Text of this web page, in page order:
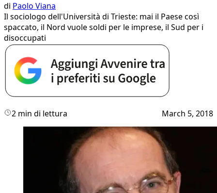
di Paolo Viana
Il sociologo dell'Università di Trieste: mai il Paese così
spaccato, il Nord vuole soldi per le imprese, il Sud per i
disoccupati
2 min di lettura March 5, 2018